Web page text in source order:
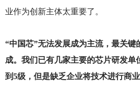
业作为创新主体太重要了。
“中国芯”无法发展成为主流，最关键
成。我们已有几家主要的芯片研发单
到5级，但是缺乏企业将技术进行商业